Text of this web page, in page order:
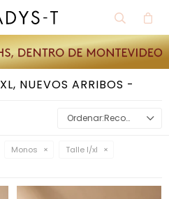
NUEVOS ARRIBOS
Recomendados
Monos Talle l/xl